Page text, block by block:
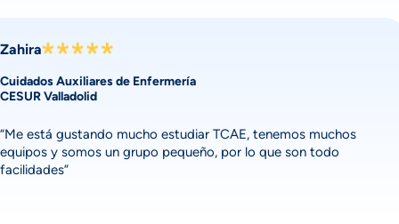
Zahira
Cuidados Auxiliares de Enfermería
CESUR Valladolid
“Me está gustando mucho estudiar TCAE, tenemos muchos
equipos y somos un grupo pequeño, por lo que son todo
facilidades”